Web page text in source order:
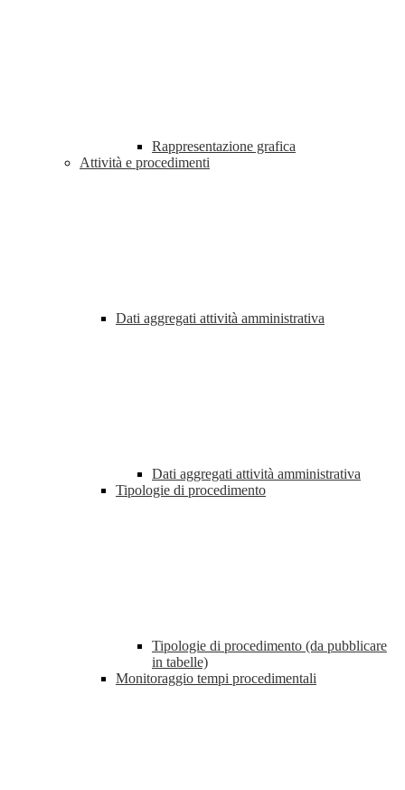
Rappresentazione grafica
Attività e procedimenti
Dati aggregati attività amministrativa
Dati aggregati attività amministrativa
Tipologie di procedimento
Tipologie di procedimento (da pubblicare
in tabelle)
Monitoraggio tempi procedimentali